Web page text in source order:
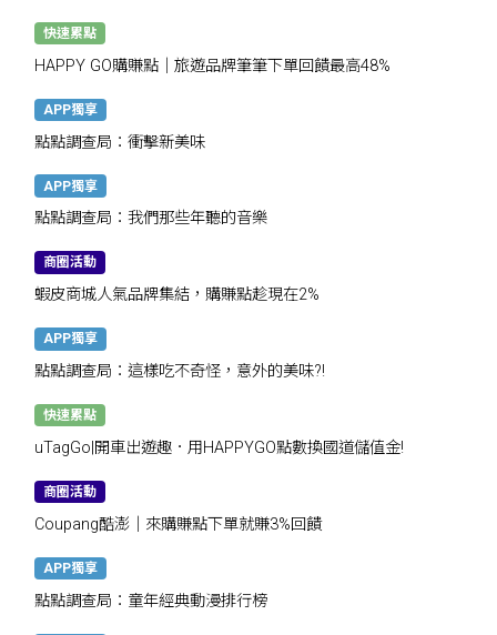
快速累點
HAPPY GO購賺點｜旅遊品牌筆筆下單回饋最高48%
APP獨享
點點調查局：衝擊新美味
APP獨享
點點調查局：我們那些年聽的音樂
商圈活動
蝦皮商城人氣品牌集結，購賺點趁現在2%
APP獨享
點點調查局：這樣吃不奇怪，意外的美味?!
快速累點
uTagGo|開車出遊趣．用HAPPYGO點數換國道儲值金!
商圈活動
Coupang酷澎｜來購賺點下單就賺3%回饋
APP獨享
點點調查局：童年經典動漫排行榜